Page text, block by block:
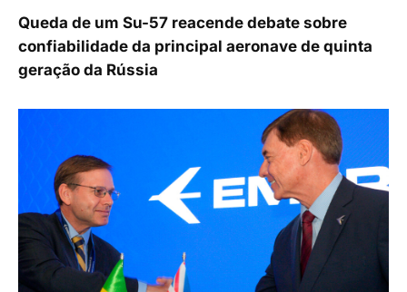
Queda de um Su-57 reacende debate sobre
confiabilidade da principal aeronave de quinta
geração da Rússia